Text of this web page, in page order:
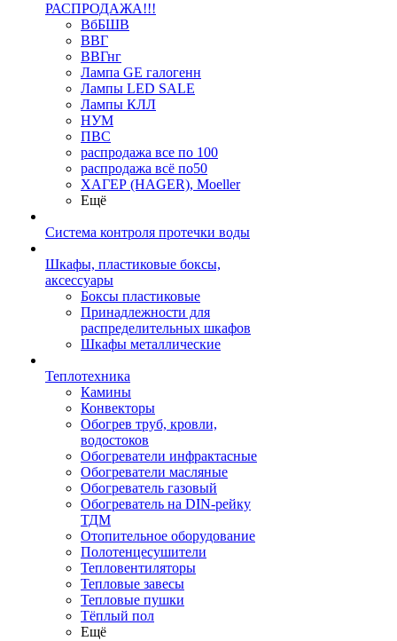
РАСПРОДАЖА!!!
ВбБШВ
ВВГ
ВВГнг
Лампа GE галогенн
Лампы LED SALE
Лампы КЛЛ
НУМ
ПВС
распродажа все по 100
распродажа всё по50
ХАГЕР (HAGER), Moeller
Ещё
Система контроля протечки воды
Шкафы, пластиковые боксы,
аксессуары
Боксы пластиковые
Принадлежности для
распределительных шкафов
Шкафы металлические
Теплотехника
Камины
Конвекторы
Обогрев труб, кровли,
водостоков
Обогреватели инфрактасные
Обогреватели масляные
Обогреватель газовый
Обогреватель на DIN-рейку
ТДМ
Отопительное оборудование
Полотенцесушители
Тепловентиляторы
Тепловые завесы
Тепловые пушки
Тёплый пол
Ещё